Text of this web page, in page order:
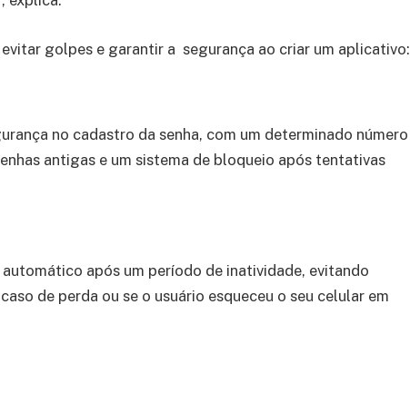
golpes e garantir a segurança ao criar um aplicativo:
no cadastro da senha, com um determinado número
antigas e um sistema de bloqueio após tentativas
após um período de inatividade, evitando
de perda ou se o usuário esqueceu o seu celular em